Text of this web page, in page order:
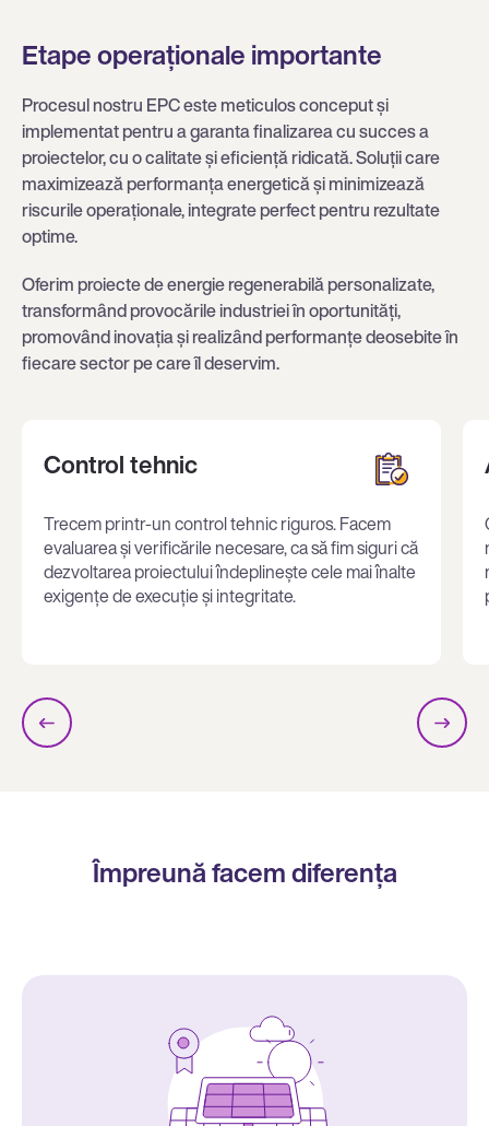
Etape operaționale importante
Procesul nostru EPC este meticulos conceput și
implementat pentru a garanta finalizarea cu succes a
proiectelor, cu o calitate și eficiență ridicată. Soluții care
maximizează performanța energetică și minimizează
riscurile operaționale, integrate perfect pentru rezultate
optime.
Oferim proiecte de energie regenerabilă personalizate,
transformând provocările industriei în oportunități,
promovând inovația și realizând performanțe deosebite în
fiecare sector pe care îl deservim.
Control tehnic
Trecem printr-un control tehnic riguros. Facem
evaluarea și verificările necesare, ca să fim siguri că
dezvoltarea proiectului îndeplinește cele mai înalte
exigențe de execuție și integritate.
Împreună facem diferența